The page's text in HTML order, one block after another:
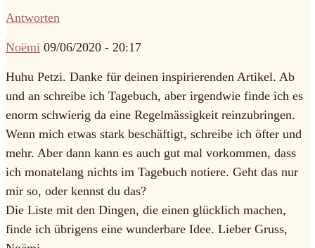
Antworten
Noëmi 09/06/2020 - 20:17
Huhu Petzi. Danke für deinen inspirierenden Artikel. Ab
und an schreibe ich Tagebuch, aber irgendwie finde ich es
enorm schwierig da eine Regelmässigkeit reinzubringen.
Wenn mich etwas stark beschäftigt, schreibe ich öfter und
mehr. Aber dann kann es auch gut mal vorkommen, dass
ich monatelang nichts im Tagebuch notiere. Geht das nur
mir so, oder kennst du das?
Die Liste mit den Dingen, die einen glücklich machen,
finde ich übrigens eine wunderbare Idee. Lieber Gruss,